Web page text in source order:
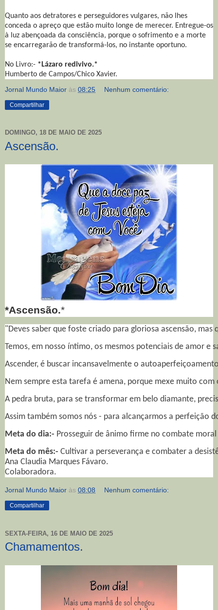
Quanto aos detratores e perseguidores vulgares, não lhes
conceda o apreço que estão muito longe de merecer. Entregue-os
à luz abençoada da consciência, porque o sofrimento e a morte
se encarregarão de transformá-los, no instante oportuno.
No Livro:- *Lázaro redivivo.*
Humberto de Campos/Chico Xavier.
Jornal Mundo Maior às 08:25 Nenhum comentário:
Compartilhar
DOMINGO, 18 DE MAIO DE 2025
Ascensão.
*Ascensão.*
"Deves saber que foste criado para gloriosa ascensão,
Temos, em nosso íntimo, os mesmos potenciais de amor
Ascender, é buscar incansavelmente o
Nem sempre esta tarefa é amena, porque mexe muito
A pedra bruta, para se transformar em belo diamante,
Assim também somos nós - para alcançarmos a perfeição
Meta do dia:- Prosseguir de ânimo firme no combate
Meta do mês:- Cultivar a perseverança e combater a
Ana Claudia Marques Fávaro.
Colaboradora.
Jornal Mundo Maior às 08:08 Nenhum comentário:
Compartilhar
SEXTA-FEIRA, 16 DE MAIO DE 2025
Chamamentos.